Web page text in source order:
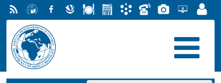
RSS EU v
Bratislave
FacebookSlovenskáStravovanie
ŠtudentskýAkademický
TelefónnyFotogaléria
Helpdesk
EUBAportál